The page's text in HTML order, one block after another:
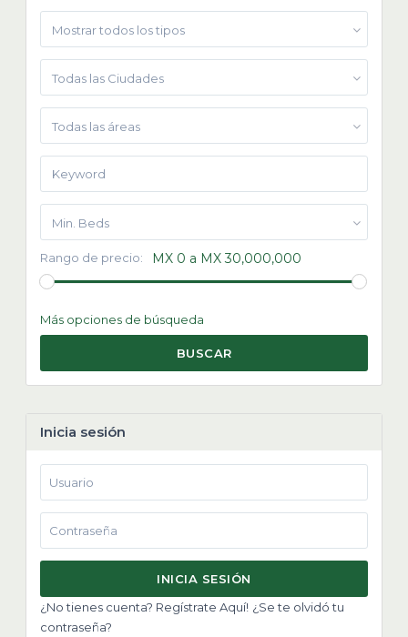
Mostrar todos los tipos
Todas las Ciudades
Todas las áreas
Min. Beds
Rango de precio: MX 0 a MX 30,000,000
Más opciones de búsqueda
BUSCAR
Inicia sesión
INICIA SESIÓN
¿No tienes cuenta? Regístrate Aquí! ¿Se te olvidó tu
contraseña?